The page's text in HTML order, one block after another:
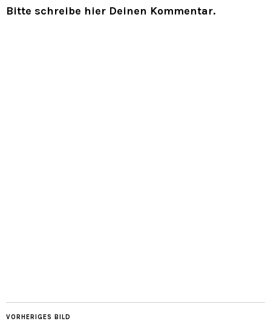
Bitte schreibe hier Deinen Kommentar.
VORHERIGES BILD